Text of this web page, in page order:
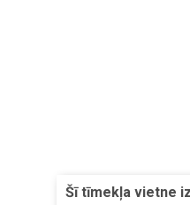
Šī tīmekļa vietne